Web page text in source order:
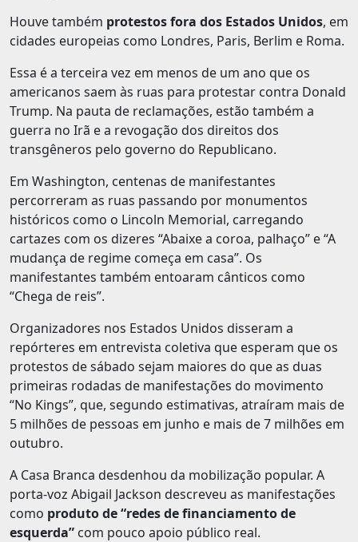
Houve também protestos fora dos Estados Unidos, em
cidades europeias como Londres, Paris, Berlim e Roma.
Essa é a terceira vez em menos de um ano que os
americanos saem às ruas para protestar contra Donald
Trump. Na pauta de reclamações, estão também a
guerra no Irã e a revogação dos direitos dos
transgêneros pelo governo do Republicano.
Em Washington, centenas de manifestantes
percorreram as ruas passando por monumentos
históricos como o Lincoln Memorial, carregando
cartazes com os dizeres “Abaixe a coroa, palhaço” e “A
mudança de regime começa em casa”. Os
manifestantes também entoaram cânticos como
“Chega de reis”.
Organizadores nos Estados Unidos disseram a
repórteres em entrevista coletiva que esperam que os
protestos de sábado sejam maiores do que as duas
primeiras rodadas de manifestações do movimento
“No Kings”, que, segundo estimativas, atraíram mais de
5 milhões de pessoas em junho e mais de 7 milhões em
outubro.
A Casa Branca desdenhou da mobilização popular. A
porta-voz Abigail Jackson descreveu as manifestações
como produto de “redes de financiamento de
esquerda” com pouco apoio público real.